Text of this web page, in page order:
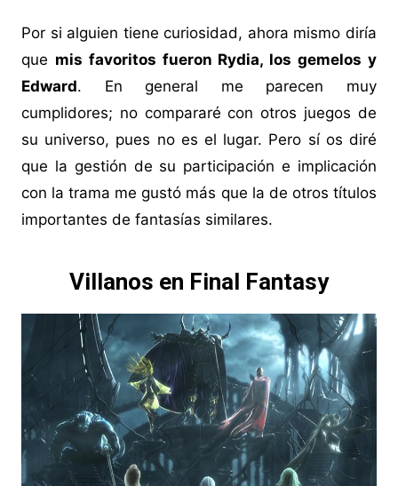
Por si alguien tiene curiosidad, ahora mismo diría
que mis favoritos fueron Rydia, los gemelos y
Edward. En general me parecen muy
cumplidores; no compararé con otros juegos de
su universo, pues no es el lugar. Pero sí os diré
que la gestión de su participación e implicación
con la trama me gustó más que la de otros títulos
importantes de fantasías similares.
Villanos en Final Fantasy